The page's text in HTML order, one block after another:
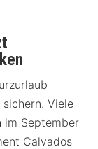
Viele
im September
Calvados